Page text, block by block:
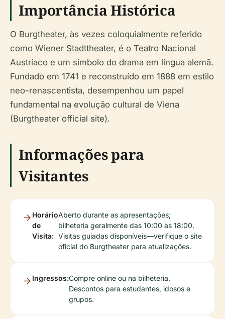
Importância Histórica
O Burgtheater, às vezes coloquialmente referido
como Wiener Stadttheater, é o Teatro Nacional
Austríaco e um símbolo do drama em língua alemã.
Fundado em 1741 e reconstruído em 1888 em estilo
neo-renascentista, desempenhou um papel
fundamental na evolução cultural de Viena
(Burgtheater official site).
Informações para
Visitantes
Horário
de
Visita:
Aberto durante as apresentações;
bilheteria geralmente das 10:00 às 18:00.
Visitas guiadas disponíveis—verifique o site
oficial do Burgtheater para atualizações.
Ingressos:Compre online ou na bilheteria.
Descontos para estudantes, idosos e
grupos.